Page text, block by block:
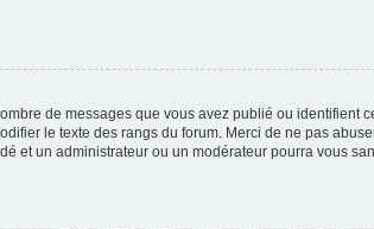
de messages que vous avez publié ou identifient
le texte des rangs du forum. Merci de ne pas
et un administrateur ou un modérateur pourra vous